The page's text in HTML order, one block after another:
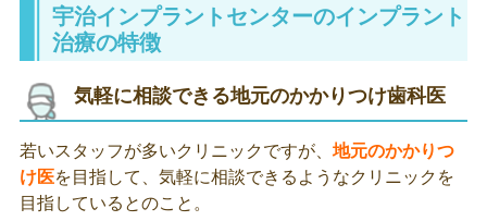
宇治インプラントセンターのインプラント
治療の特徴
気軽に相談できる地元のかかりつけ歯科医
若いスタッフが多いクリニックですが、 地元のかかりつ
け医を目指して、気軽に相談できるようなクリニックを
目指しているとのこと。